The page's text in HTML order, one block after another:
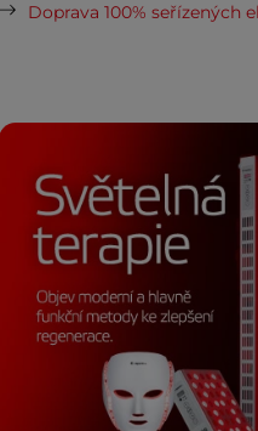
Doprava 100% seřízených